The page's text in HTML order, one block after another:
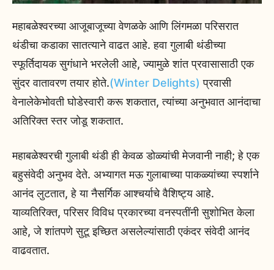
महाबळेश्वरच्या आजूबाजूच्या वेणळके आणि लिंगमळा परिसरात
थंडीचा कडाका सातत्याने वाढत आहे. हवा गुलाबी थंडीच्या
स्फूर्तिदायक सुगंधाने भरलेली आहे, ज्यामुळे शांत प्रवासासाठी एक
सुंदर वातावरण तयार होते.(Winter Delights) प्रवासी
वेनालेकेभोवती घोडेस्वारी करू शकतात, त्यांच्या अनुभवात आनंदाचा
अतिरिक्त स्तर जोडू शकतात.
महाबळेश्वरची गुलाबी थंडी ही केवळ डोळ्यांची मेजवानी नाही; हे एक
बहुसंवेदी अनुभव देते. अभ्यागत मऊ गुलाबाच्या पाकळ्यांच्या स्पर्शाने
आनंद लुटतात, हे या नैसर्गिक आश्चर्याचे वैशिष्ट्य आहे.
याव्यतिरिक्त, परिसर विविध प्रकारच्या वनस्पतींनी सुशोभित केला
आहे, जे शांतपणे सुटू इच्छित असलेल्यांसाठी एकंदर संवेदी आनंद
वाढवतात.